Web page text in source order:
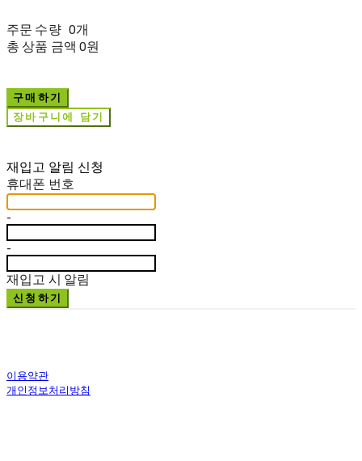
주문 수량 0개
총 상품 금액 0원
구매하기
장바구니에 담기
재입고 알림 신청
휴대폰 번호
-
-
재입고 시 알림
신청하기
이용약관
개인정보처리방침